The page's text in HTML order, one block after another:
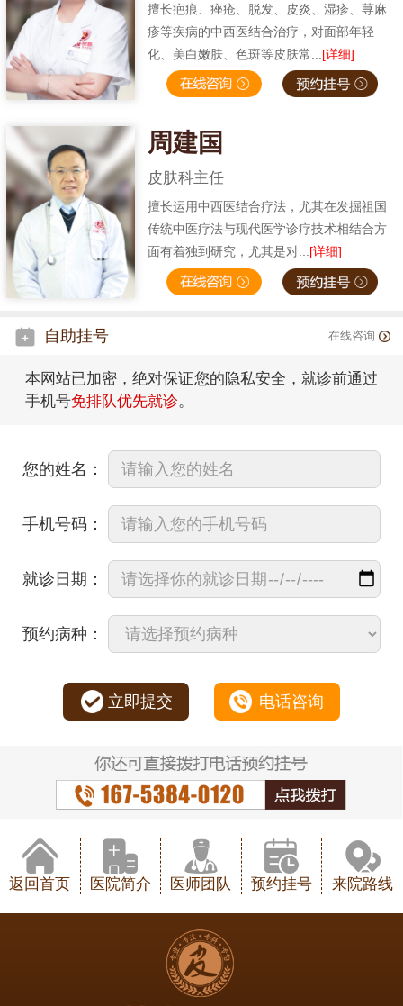
擅长疤痕、痤疮、脱发、皮炎、湿疹、荨麻
疹等疾病的中西医结合治疗，对面部年轻
化、美白嫩肤、色斑等皮肤常... [详细]
周建国
皮肤科主任
擅长运用中西医结合疗法，尤其在发掘祖国
传统中医疗法与现代医学诊疗技术相结合方
面有着独到研究，尤其是对...[详细]
自助挂号 在线咨询
本网站已加密，绝对保证您的隐私安全，就诊前通过
手机号免排队优先就诊。
您的姓名：
手机号码：
就诊日期：
预约病种：
立即提交 电话咨询
返回首页 医院简介 医师团队 预约挂号 来院路线